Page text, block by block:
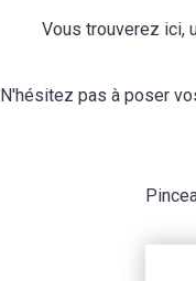
Vous trouverez ici,
N'hésitez pas à poser